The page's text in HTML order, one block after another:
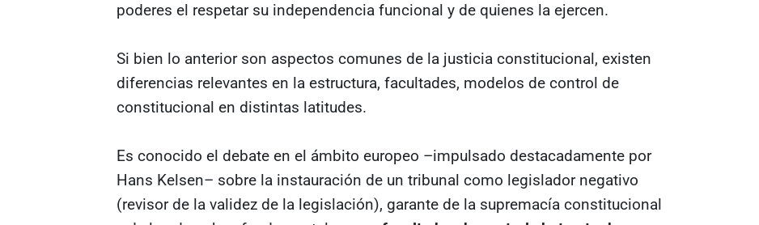
poderes el respetar su independencia funcional y de quienes la ejercen.
Si bien lo anterior son aspectos comunes de la justicia constitucional, existen
diferencias relevantes en la estructura, facultades, modelos de control de
constitucional en distintas latitudes.
Es conocido el debate en el ámbito europeo –impulsado destacadamente por
Hans Kelsen– sobre la instauración de un tribunal como legislador negativo
(revisor de la validez de la legislación), garante de la supremacía constitucional